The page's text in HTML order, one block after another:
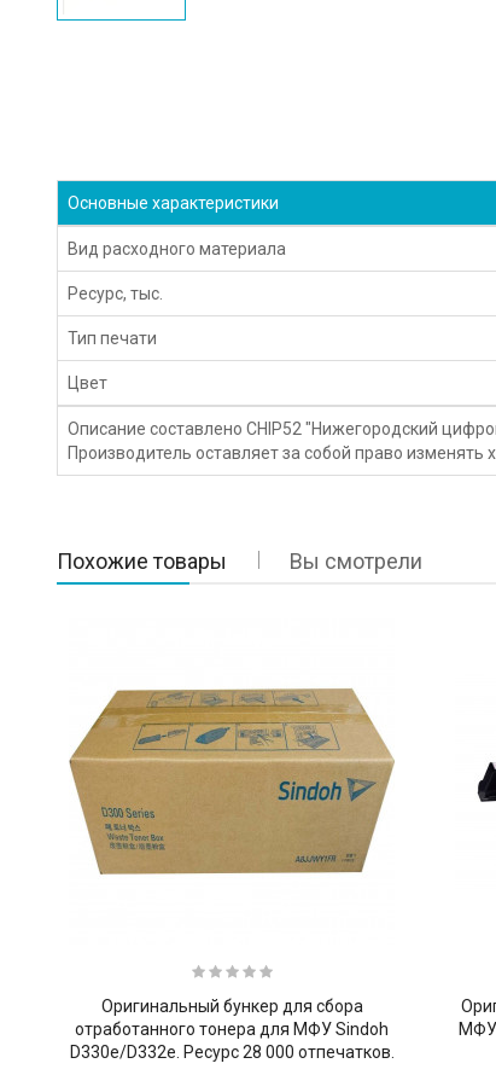
Основные характеристики
Вид расходного материала
Ресурс, тыс.
Тип печати
Цвет
Описание составлено CHIP52 "Нижегородский
Производитель оставляет за собой право изменять
Похожие товары Вы смотрели
Оригинальный бункер для сбора
отработанного тонера для МФУ Sindoh
D330e/D332e. Ресурс 28 000 отпечатков.
МФУ